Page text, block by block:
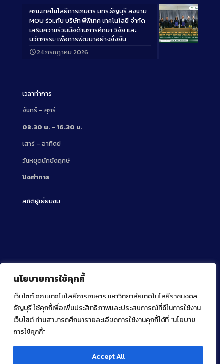
นโยบายการใช้คุกกี้
เว็บไซต์ คณะเทคโนโลยีการเกษตร มหาวิทยาลัยเทคโนโลยีราชมงคล
ธัญบุรี ใช้คุกกี้เพื่อเพิ่มประสิทธิภาพและประสบการณ์ที่ดีในการใช้งาน
เว็บไซต์ ท่านสามารถศึกษารายละเอียดการใช้งานคุกกี้ได้ที่ "นโยบาย
การใช้คุกกี้"
Accept All
Description
Long
คณะเทคโนโลยีการเกษตร มทร.ธัญบุรี ลงนาม
MOU ร่วมกับ บริษัท พีพีเทค เทคโนโลยี จำกัด
เสริมความร่วมมือด้านการศึกษา วิจัย และ
นวัตกรรม เพื่อการพัฒนาอย่างยั่งยืน
24 กรกฎาคม 2026
เวลาทำการ
จันทร์ – ศุกร์
08.30 น. – 16.30 น.
เสาร์ – อาทิตย์
วันหยุดนักขัตฤกษ์
ปิดทำการ
สถิติผู้เยี่ยมชม
Copyright ⓒ 2022 คณะเทคโนโลยีการเกษตร มหาวิทยาลัย